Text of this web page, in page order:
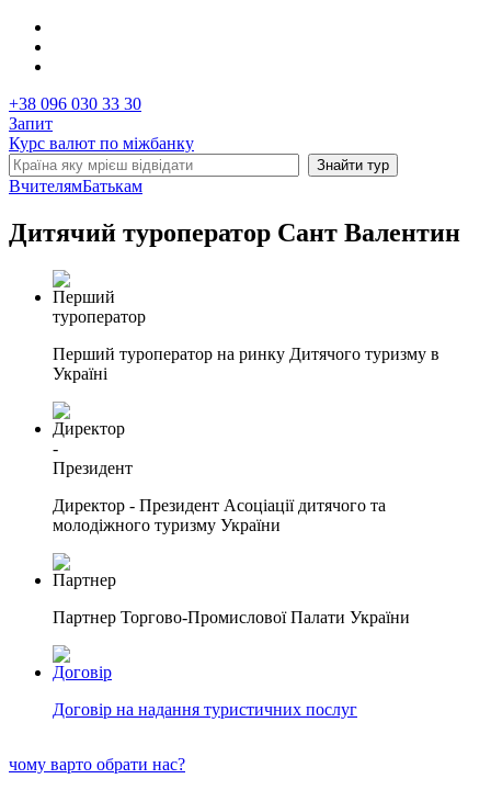
+38 096 030 33 30
Запит
Курс валют по міжбанку
ВчителямБатькам
Дитячий туроператор Сант Валентин
Перший туроператор на ринку Дитячого туризму в
Україні
Директор - Президент Асоціації дитячого та
молодіжного туризму України
Партнер Торгово-Промислової Палати України
Договір на надання туристичних послуг
чому варто обрати нас?